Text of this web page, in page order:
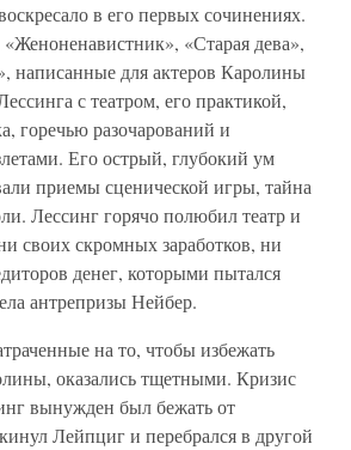
в его первых сочинениях.
«Старая дева»,
написанные для актеров Каролины
с театром, его практикой,
горечью разочарований и
Его острый, глубокий ум
приемы сценической игры, тайна
Лессинг горячо полюбил театр и
своих скромных заработков, ни
денег, которыми пытался
антрепризы Нейбер.
на то, чтобы избежать
оказались тщетными. Кризис
вынужден был бежать от
Лейпциг и перебрался в другой